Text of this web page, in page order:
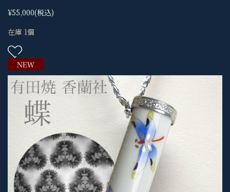
¥55,000(税込)
在庫 1個